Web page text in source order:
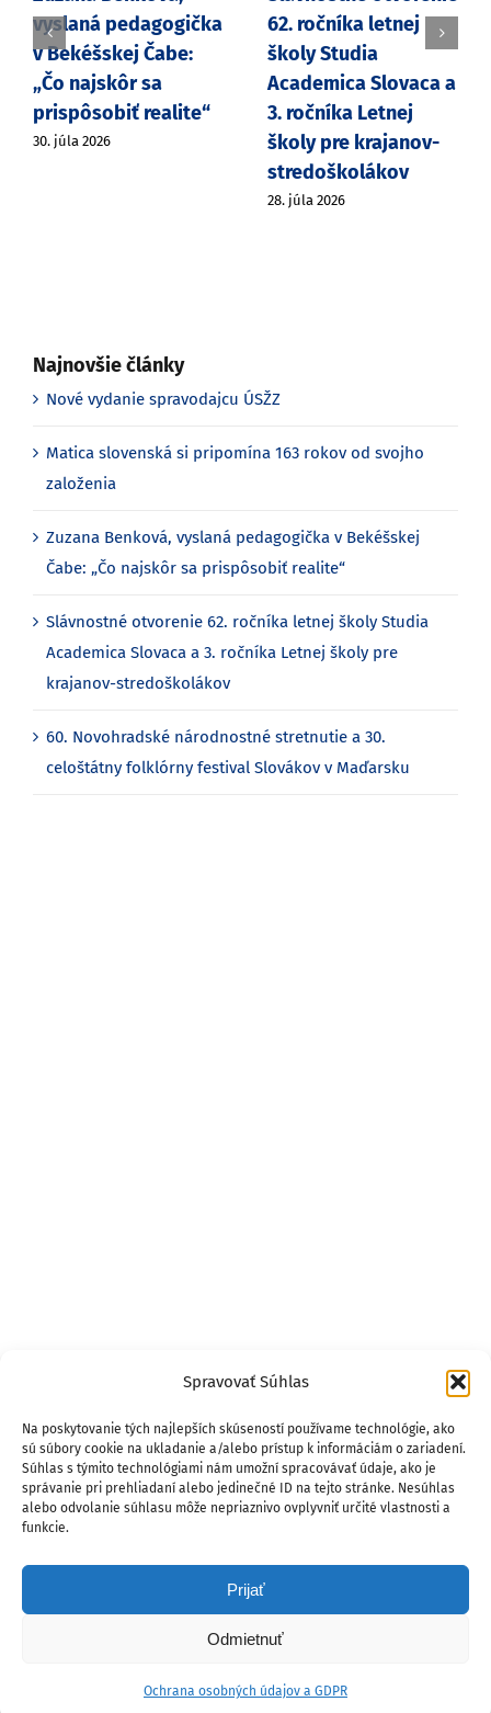
Spravovať Súhlas
Na poskytovanie tých najlepších skúseností používame technológie, ako
sú súbory cookie na ukladanie a/alebo prístup k informáciám o zariadení.
Súhlas s týmito technológiami nám umožní spracovávať údaje, ako je
správanie pri prehliadaní alebo jedinečné ID na tejto stránke. Nesúhlas
alebo odvolanie súhlasu môže nepriaznivo ovplyvniť určité vlastnosti a
funkcie.
Prijať
Odmietnuť
Ochrana osobných údajov a GDPR
vyslaná pedagogička
v Bekéšskej Čabe:
„Čo najskôr sa
prispôsobiť realite“
30. júla 2026
62. ročníka letnej
školy Studia
Academica Slovaca a
3. ročníka Letnej
školy pre krajanov-
stredoškolákov
28. júla 2026
Najnovšie články
Nové vydanie spravodajcu ÚSŽZ
Matica slovenská si pripomína 163 rokov od svojho
založenia
Zuzana Benková, vyslaná pedagogička v Bekéšskej
Čabe: „Čo najskôr sa prispôsobiť realite“
Slávnostné otvorenie 62. ročníka letnej školy Studia
Academica Slovaca a 3. ročníka Letnej školy pre
krajanov-stredoškolákov
60. Novohradské národnostné stretnutie a 30.
celoštátny folklórny festival Slovákov v Maďarsku